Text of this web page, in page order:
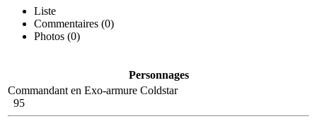
Liste
Commentaires (0)
Photos (0)
Personnages
Commandant en Exo-armure Coldstar
95